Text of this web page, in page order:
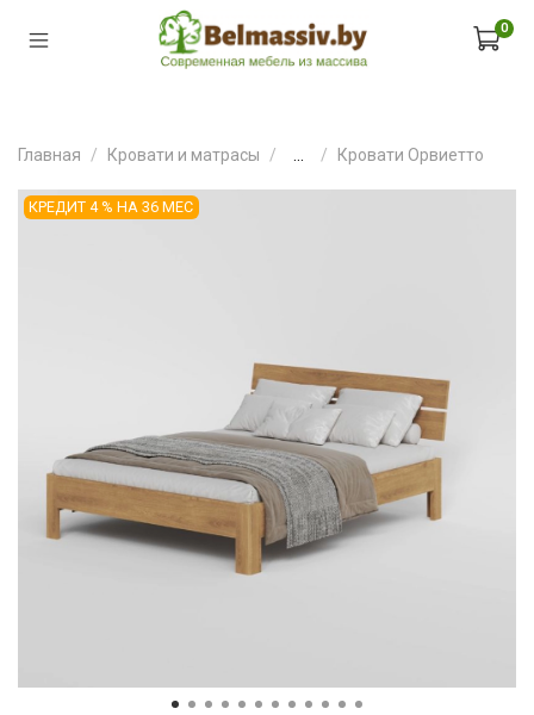
0
Главная Кровати и матрасы Кровати Орвиетто
КРЕДИТ 4 % НА 36 МЕС